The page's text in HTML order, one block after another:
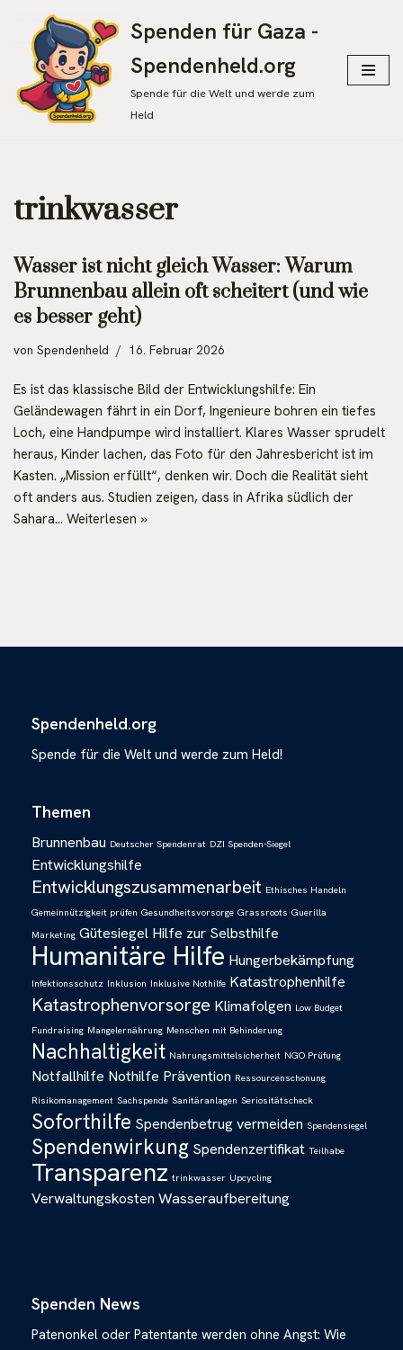
Zum
Inhalt
springen
Spenden für Gaza -
Spendenheld.org
Spende für die Welt und werde zum
Held
trinkwasser
Wasser ist nicht gleich Wasser: Warum
Brunnenbau allein oft scheitert (und wie
es besser geht)
von Spendenheld 16. Februar 2026
Es ist das klassische Bild der Entwicklungshilfe: Ein
Geländewagen fährt in ein Dorf, Ingenieure bohren ein tiefes
Loch, eine Handpumpe wird installiert. Klares Wasser sprudelt
heraus, Kinder lachen, das Foto für den Jahresbericht ist im
Kasten. „Mission erfüllt“, denken wir. Doch die Realität sieht
oft anders aus. Studien zeigen, dass in Afrika südlich der
Sahara… Weiterlesen »
Spendenheld.org
Spende für die Welt und werde zum Held!
Themen
Brunnenbau Deutscher Spendenrat DZI Spenden-Siegel
Entwicklungshilfe
Entwicklungszusammenarbeit Ethisches Handeln
Gemeinnützigkeit prüfen Gesundheitsvorsorge Grassroots Guerilla
Marketing Gütesiegel Hilfe zur Selbsthilfe
Humanitäre Hilfe Hungerbekämpfung
Infektionsschutz Inklusion Inklusive Nothilfe Katastrophenhilfe
Katastrophenvorsorge Klimafolgen Low Budget
Fundraising Mangelernährung Menschen mit Behinderung
Nachhaltigkeit Nahrungsmittelsicherheit NGO Prüfung
Notfallhilfe Nothilfe Prävention Ressourcenschonung
Risikomanagement Sachspende Sanitäranlagen Seriositätscheck
Soforthilfe Spendenbetrug vermeiden Spendensiegel
Spendenwirkung Spendenzertifikat Teilhabe
Transparenz trinkwasser Upcycling
Verwaltungskosten Wasseraufbereitung
Spenden News
Patenonkel oder Patentante werden ohne Angst: Wie